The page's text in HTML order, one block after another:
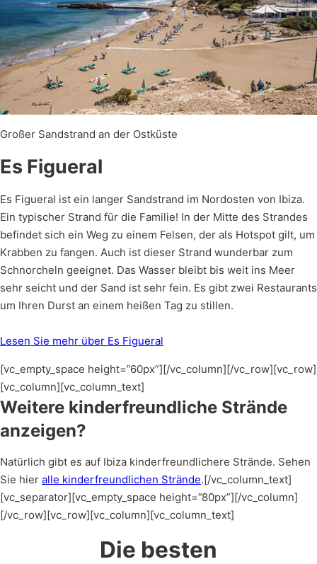
Großer Sandstrand an der Ostküste
Es Figueral
Es Figueral ist ein langer Sandstrand im Nordosten von Ibiza.
Ein typischer Strand für die Familie! In der Mitte des Strandes
befindet sich ein Weg zu einem Felsen, der als Hotspot gilt, um
Krabben zu fangen. Auch ist dieser Strand wunderbar zum
Schnorcheln geeignet. Das Wasser bleibt bis weit ins Meer
sehr seicht und der Sand ist sehr fein. Es gibt zwei Restaurants
um Ihren Durst an einem heißen Tag zu stillen.
Lesen Sie mehr über Es Figueral
[vc_empty_space height=”60px”][/vc_column][/vc_row][vc_row]
[vc_column][vc_column_text]
Weitere kinderfreundliche Strände
anzeigen?
Natürlich gibt es auf Ibiza kinderfreundlichere Strände. Sehen
Sie hier alle kinderfreundlichen Strände.[/vc_column_text]
[vc_separator][vc_empty_space height=”80px”][/vc_column]
[/vc_row][vc_row][vc_column][vc_column_text]
Die besten